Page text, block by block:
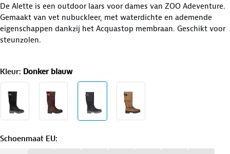
De Alette is een outdoor laars voor dames van ZOO Adeventure.
Gemaakt van vet nubuckleer, met waterdichte en ademende
eigenschappen dankzij het Acquastop membraan. Geschikt voor
steunzolen.
Kleur: Donker blauw
Schoenmaat EU: